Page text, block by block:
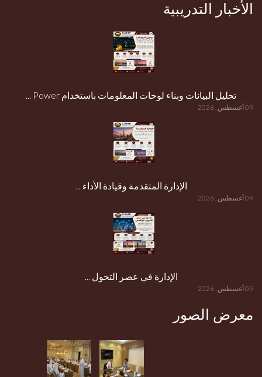
الأخبار التدريبية
تحليل البيانات وبناء لوحات المعلومات باستخدام Power ...
09 أغسطس , 2026
الإدارة المتقدمة وقيادة الأداء ...
09 أغسطس , 2026
الإدارة في عصر التحول ...
09 أغسطس , 2026
معرض الصور